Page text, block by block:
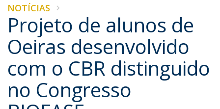
NOTÍCIAS
Projeto de alunos de
Oeiras desenvolvido
com o CBR distinguido
no Congresso